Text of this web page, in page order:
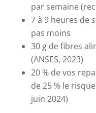
par semaine
7 à 9 heures de
pas moins
30 g de fibres
(ANSES, 2023)
20 % de vos
de 25 % le
juin 2024)